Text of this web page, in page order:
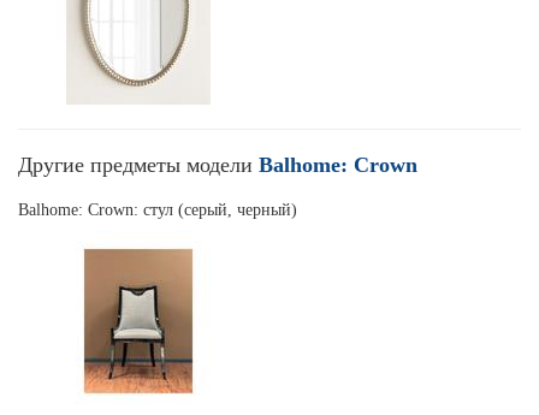
Другие предметы модели Balhome: Crown
Balhome: Crown: стул (серый, черный)